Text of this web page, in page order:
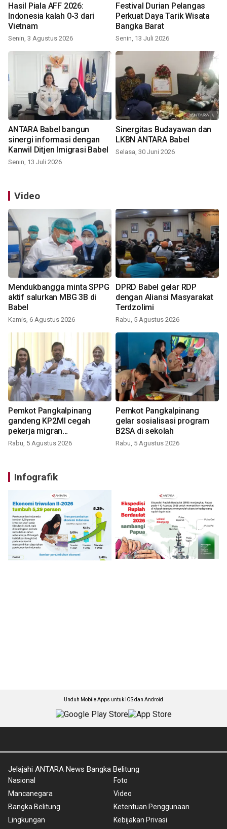
Hasil Piala AFF 2026:
Indonesia kalah 0-3 dari
Vietnam
Senin, 3 Agustus 2026
Festival Durian Pelangas
Perkuat Daya Tarik Wisata
Bangka Barat
Senin, 13 Juli 2026
ANTARA Babel bangun
sinergi informasi dengan
Kanwil Ditjen Imigrasi Babel
Senin, 13 Juli 2026
Sinergitas Budayawan dan
LKBN ANTARA Babel
Selasa, 30 Juni 2026
Video
Mendukbangga minta SPPG
aktif salurkan MBG 3B di
Babel
Kamis, 6 Agustus 2026
DPRD Babel gelar RDP
dengan Aliansi Masyarakat
Terdzolimi
Rabu, 5 Agustus 2026
Pemkot Pangkalpinang
gandeng KP2MI cegah
pekerja migran
nonprosedural
Rabu, 5 Agustus 2026
Pemkot Pangkalpinang
gelar sosialisasi program
B2SA di sekolah
Rabu, 5 Agustus 2026
Infografik
Unduh Mobile Apps untuk iOS dan Android
Jelajahi ANTARA News Bangka Belitung
Nasional
Mancanegara
Bangka Belitung
Lingkungan
Foto
Video
Ketentuan Penggunaan
Kebijakan Privasi